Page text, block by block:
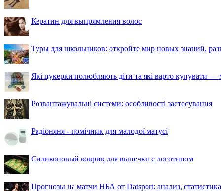
Кератин для выпрямления волос
Туры для школьников: откройте мир новых знаний,
Які цукерки полюбляють діти та які варто купувати —
Розвантажувальні системи: особливості застосування
Радіоняня - помічник для малодої матусі
Силиконовый коврик для выпечки с логотипом
Прогнозы на матчи НБА от Datsport: анализ,